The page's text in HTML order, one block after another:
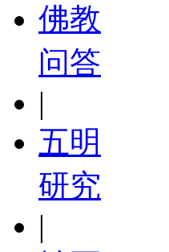
佛教
问答
|
五明
研究
|